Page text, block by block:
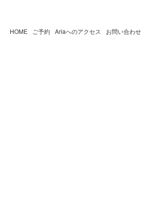
HOME ご予約 Ariaへのアクセス お問い合わせ